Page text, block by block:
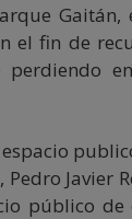
Gaitán,
el fin de
Javier
público de